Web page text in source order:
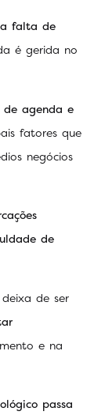
falta de
é gerida no
de agenda e
fatores que
negócios
de
de ser
e na
passa